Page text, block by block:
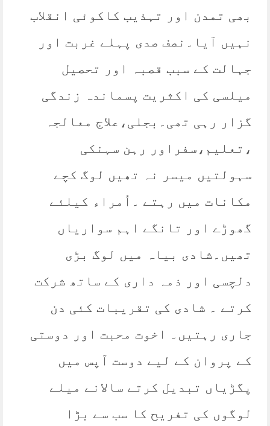
بھی تمدن اور تہذیب کاکوئی انقلاب
نہیں آیا۔نصف صدی پہلے غربت اور
جہالت کے سبب قصبہ اور تحصیل
میلسی کی اکثریت پسماندہ زندگی
گزار رہی تھی۔بجلی،علاج معالجہ
،تعلیم،سفراور رہن سہنکی
سہولتیں میسر نہ تھیں لوگ کچے
مکانات میں رہتے ۔اُمراء کیلئے
گھوڑے اور تانگے اہم سواریاں
تھیں۔شادی بیاہ میں لوگ بڑی
دلچسی اور ذمہ داری کے ساتھ شرکت
کرتے ۔ شادی کی تقریبات کئی دن
جاری رہتیں۔ اخوت محبت اور دوستی
کے پروان کے لیے دوست آپس میں
پگڑیاں تبدیل کرتے سالانے میلے
لوگوں کی تفریح کا سب سے بڑا